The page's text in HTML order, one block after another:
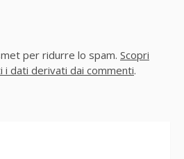
per ridurre lo spam. Scopri
i dati derivati dai commenti.